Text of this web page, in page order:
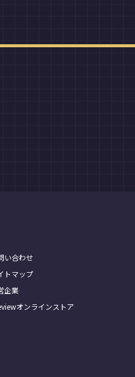
い合わせ
トマップ
企業
オンラインストア